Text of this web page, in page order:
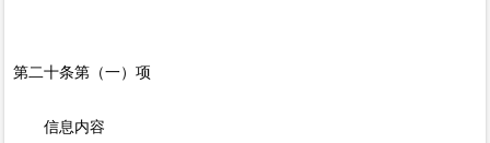
第二十条第（一）项
信息内容